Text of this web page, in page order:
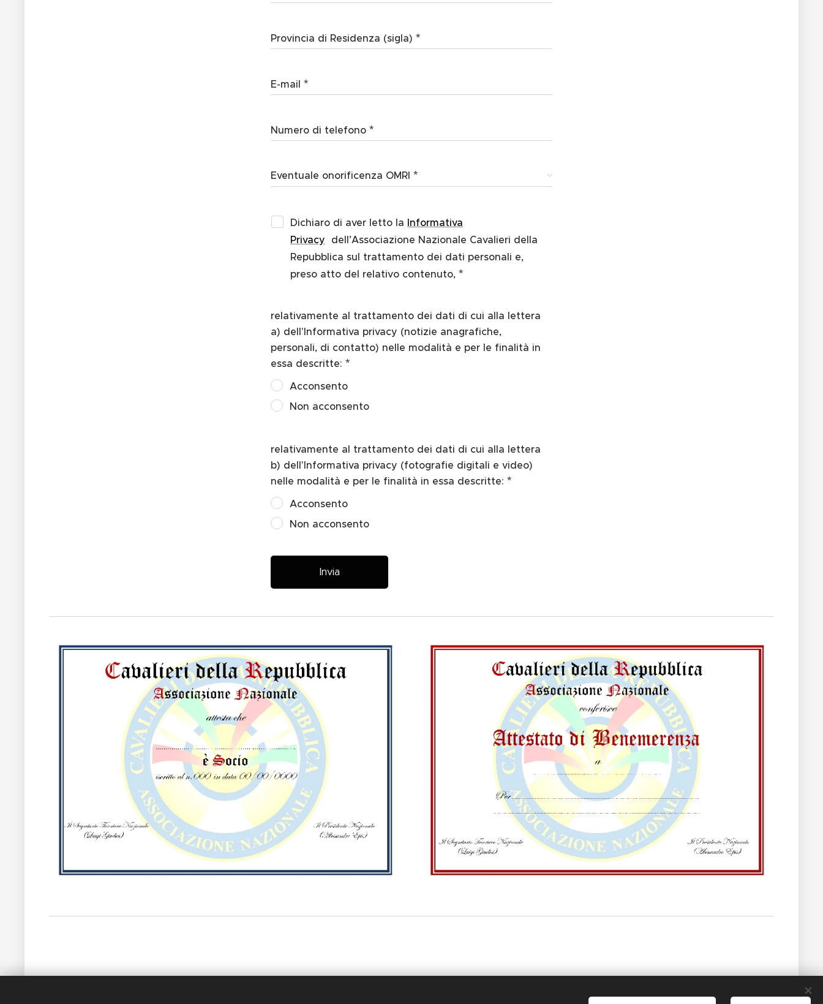
Provincia di Residenza (sigla)
E-mail
Numero di telefono
Eventuale onorificenza OMRI
Dichiaro di aver letto la Informativa
Privacy dell’Associazione Nazionale Cavalieri della
Repubblica sul trattamento dei dati personali e,
preso atto del relativo contenuto,
relativamente al trattamento dei dati di cui alla lettera
a) dell'Informativa privacy (notizie anagrafiche,
personali, di contatto) nelle modalità e per le finalità in
essa descritte:
Acconsento
Non acconsento
relativamente al trattamento dei dati di cui alla lettera
b) dell'Informativa privacy (fotografie digitali e video)
nelle modalità e per le finalità in essa descritte:
Acconsento
Non acconsento
Invia